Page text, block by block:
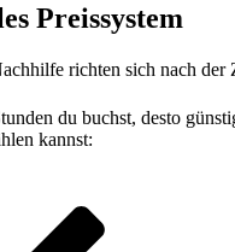
Preissystem
richten sich nach der
du buchst, desto
kannst: